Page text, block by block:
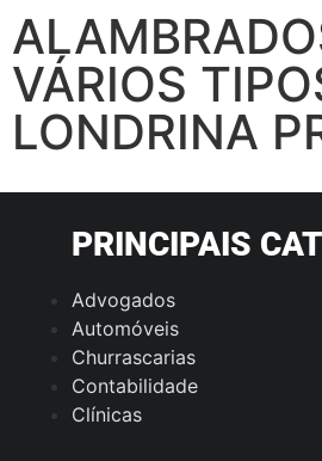
VÁRIOS
LONDRINA
PRINCIPAIS
Advogados
Automóveis
Churrascarias
Contabilidade
Clínicas